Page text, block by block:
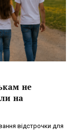
не
на
відстрочки для